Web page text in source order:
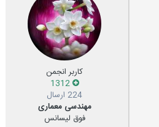
کاربر انجمن
1312
224 ارسال
مهندسی معماری
فوق لیسانس